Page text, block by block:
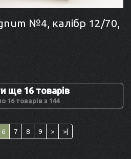
№4, калібр 12/70,
ще 16 товарів
16 товарів з 144
6 7 8 9 > >|